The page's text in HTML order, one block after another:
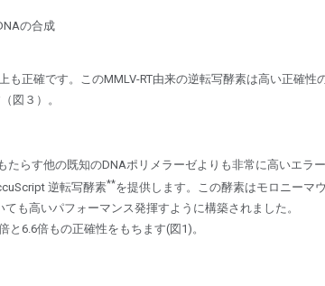
の合成
正確です。このMMLV-RT由来の逆転写酵素は高い正確性
図３）。
たらす他の既知のDNAポリメラーゼよりも非常に高いエラ
逆転写酵素**を提供します。この酵素はモロニーマ
も高いパフォーマンス発揮すように構築されました。
と6.6倍もの正確性をもちます(図1)。